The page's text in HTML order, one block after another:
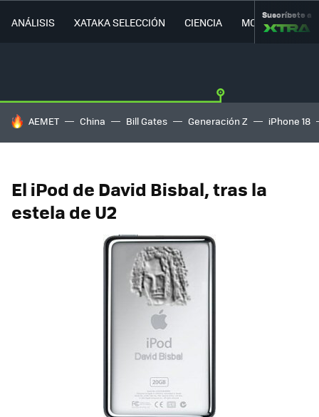
ANÁLISIS XATAKA SELECCIÓN CIENCIA MOVILIDAD
Suscríbete a
HOY SE HABLA DE
AEMET China Bill Gates Generación Z iPhone 18
El iPod de David Bisbal, tras la
estela de U2